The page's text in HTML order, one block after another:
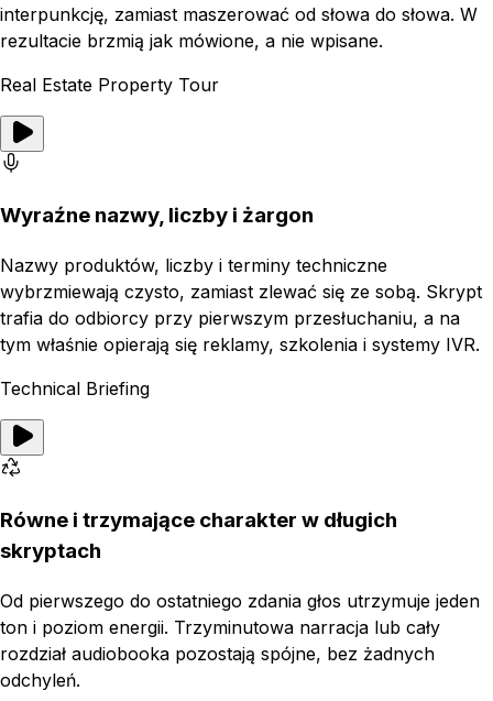
interpunkcję, zamiast maszerować od słowa do słowa. W
rezultacie brzmią jak mówione, a nie wpisane.
Real Estate Property Tour
Wyraźne nazwy, liczby i żargon
Nazwy produktów, liczby i terminy techniczne
wybrzmiewają czysto, zamiast zlewać się ze sobą. Skrypt
trafia do odbiorcy przy pierwszym przesłuchaniu, a na
tym właśnie opierają się reklamy, szkolenia i systemy IVR.
Technical Briefing
Równe i trzymające charakter w długich
skryptach
Od pierwszego do ostatniego zdania głos utrzymuje jeden
ton i poziom energii. Trzyminutowa narracja lub cały
rozdział audiobooka pozostają spójne, bez żadnych
odchyleń.